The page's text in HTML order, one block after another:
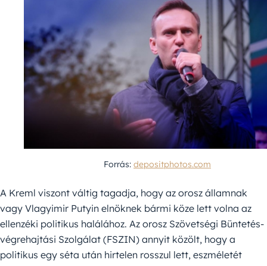
Forrás: depositphotos.com
A Kreml viszont váltig tagadja, hogy az orosz államnak
vagy Vlagyimir Putyin elnöknek bármi köze lett volna az
ellenzéki politikus halálához. Az orosz Szövetségi Büntetés-
végrehajtási Szolgálat (FSZIN) annyit közölt, hogy a
politikus egy séta után hirtelen rosszul lett, eszméletét